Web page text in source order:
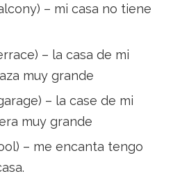
– mi casa no tiene
– la casa de mi
muy grande
– la case de mi
muy grande
– me encanta tengo